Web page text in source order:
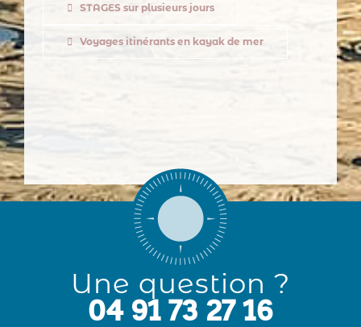
STAGES sur plusieurs jours
Voyages itinérants en kayak de mer
Une question ?
04 91 73 27 16